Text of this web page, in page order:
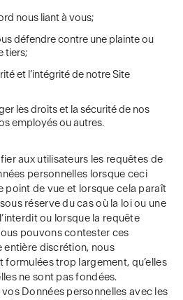
nous liant à vous;
défendre contre une plainte ou
tiers;
et l’intégrité de notre Site
les droits et la sécurité de nos
employés ou autres.
aux utilisateurs les requêtes de
personnelles lorsque ceci
point de vue et lorsque cela paraît
réserve du cas où la loi ou une
ou lorsque la requête
pouvons contester ces
entière discrétion, nous
formulées trop largement, qu’elles
ne sont pas fondées.
Données personnelles avec les